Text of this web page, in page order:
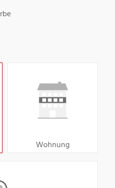
Wohnung